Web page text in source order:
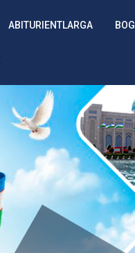
ABITURIENTLARGA